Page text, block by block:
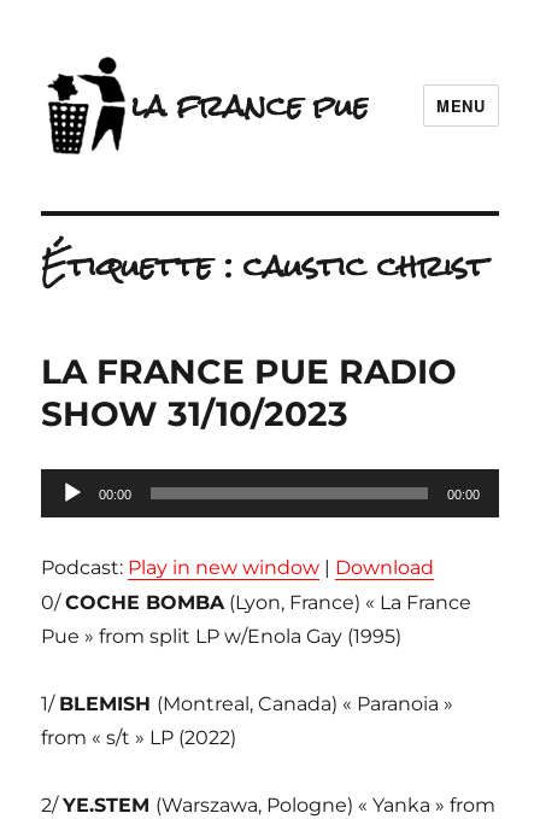
la france pue MENU
Étiquette :caustic christ
LA FRANCE PUE RADIO
SHOW 31/10/2023
Lecteur
audio
00:00 00:00
Podcast: Play in new window | Download
0/COCHE BOMBA(Lyon, France) « La France
Pue » from split LP w/Enola Gay (1995)
1/ BLEMISH (Montreal, Canada) « Paranoia »
from « s/t » LP (2022)
2/YE.STEM (Warszawa, Pologne) « Yanka » from